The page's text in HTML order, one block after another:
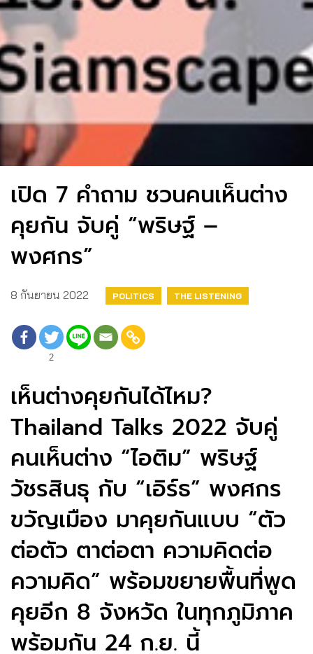
เปิด 7 คำถาม ชวนคนเห็นต่าง
คุยกัน จับคู่ “พริษฐ์ –
พงศกร”
8 กันยายน 2022 POLITICS THE LISTENING
2
เห็นต่างคุยกันได้ไหม?
Thailand Talks 2022 จับคู่
คนเห็นต่าง “ไอติม” พริษฐ์
วัชรสินธุ กับ “เอิร์ธ” พงศกร
ขวัญเมือง มาคุยกันแบบ “ตัว
ต่อตัว ตาต่อตา ความคิดต่อ
ความคิด” พร้อมขยายพื้นที่พูด
คุยอีก 8 จังหวัด ในทุกภูมิภาค
พร้อมกัน 24 ก.ย. นี้